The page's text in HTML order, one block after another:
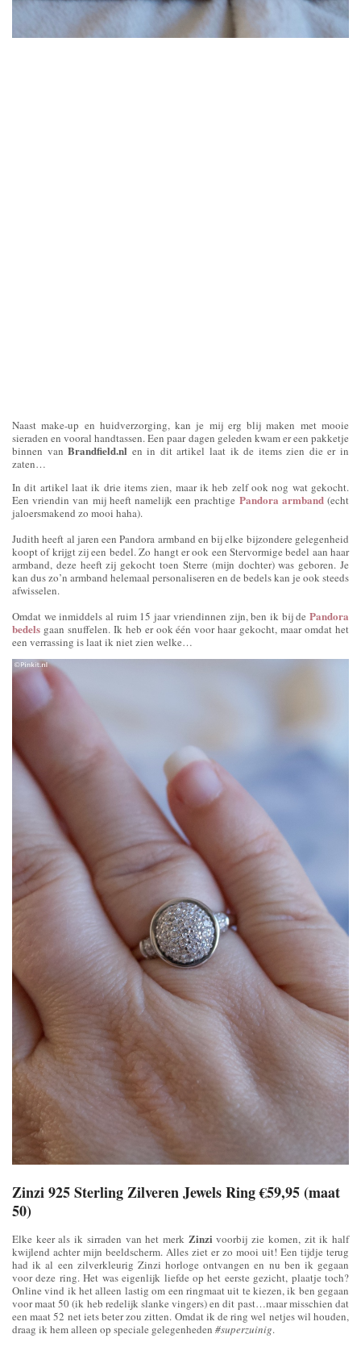
Naast make-up en huidverzorging, kan je mij erg blij maken met mooie
sieraden en vooral handtassen. Een paar dagen geleden kwam er een pakketje
binnen van Brandfield.nl en in dit artikel laat ik de items zien die er in
zaten…
In dit artikel laat ik drie items zien, maar ik heb zelf ook nog wat gekocht.
Een vriendin van mij heeft namelijk een prachtige Pandora armband(echt
jaloersmakend zo mooi haha).
Judith heeft al jaren een Pandora armband en bij elke bijzondere gelegenheid
koopt of krijgt zij een bedel. Zo hangt er ook een Stervormige bedel aan haar
armband, deze heeft zij gekocht toen Sterre (mijn dochter) was geboren. Je
kan dus zo’n armband helemaal personaliseren en de bedels kan je ook steeds
afwisselen.
Omdat we inmiddels al ruim 15 jaar vriendinnen zijn, ben ik bij de Pandora
bedels gaan snuffelen. Ik heb er ook één voor haar gekocht, maar omdat het
een verrassing is laat ik niet zien welke…
Zinzi 925 Sterling Zilveren Jewels Ring €59,95 (maat
50)
Elke keer als ik sirraden van het merk Zinzivoorbij zie komen, zit ik half
kwijlend achter mijn beeldscherm. Alles ziet er zo mooi uit! Een tijdje terug
had ik al een zilverkleurig Zinzi horloge ontvangen en nu ben ik gegaan
voor deze ring. Het was eigenlijk liefde op het eerste gezicht, plaatje toch?
Online vind ik het alleen lastig om een ringmaat uit te kiezen, ik ben gegaan
voor maat 50 (ik heb redelijk slanke vingers) en dit past…maar misschien dat
een maat 52 net iets beter zou zitten. Omdat ik de ring wel netjes wil houden,
draag ik hem alleen op speciale gelegenheden #superzuinig.